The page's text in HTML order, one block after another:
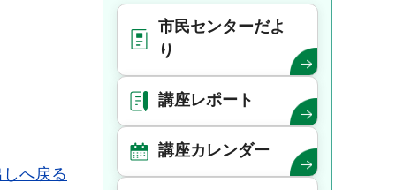
へ戻る
市民センターだよ
り
講座レポート
講座カレンダー